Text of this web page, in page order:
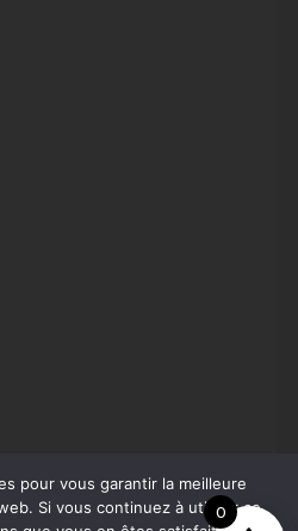
0
pour vous garantir la meilleure
Si vous continuez à utiliser ce